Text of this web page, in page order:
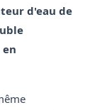
d'eau de
en